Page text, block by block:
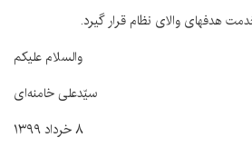
هدفهای والای نظام قرار گیرد.
والسلام علیکم
سیّدعلی خامنه‌ای
۸ خرداد ۱۳۹۹